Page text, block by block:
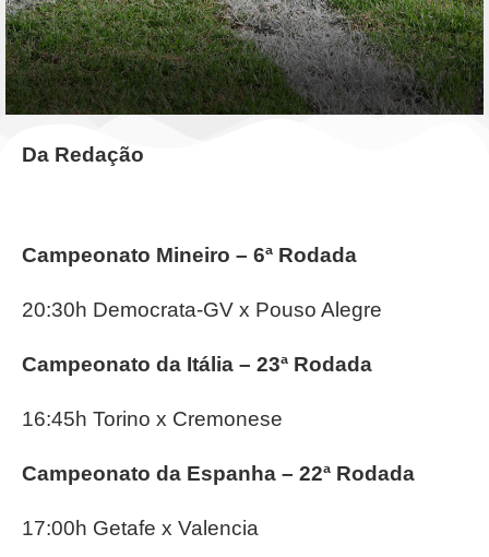
Da Redação
Campeonato Mineiro – 6ª Rodada
20:30h Democrata-GV x Pouso Alegre
Campeonato da Itália – 23ª Rodada
16:45h Torino x Cremonese
Campeonato da Espanha – 22ª Rodada
17:00h Getafe x Valencia